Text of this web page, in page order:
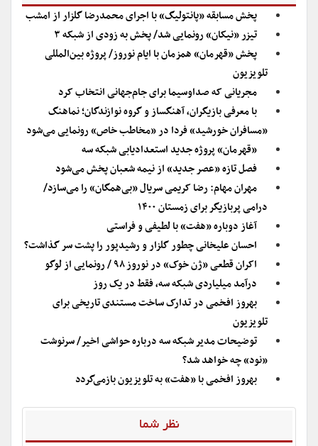
پخش مسابقه «پانتولیگ» با اجرای محمدرضا گلزار از امشب
تیزر «نیکان» رونمایی شد/ پخش به زودی از شبکه ۳
پخش «قهرمان» همزمان با ایام نوروز/ پروژه بین‌المللی
تلویزیون
مجریانی که صداوسیما برای جام‌جهانی انتخاب کرد
با معرفی بازیگران، آهنگساز و گروه نوازندگان؛ نماهنگ
«مسافران خورشید» فردا در «مخاطب خاص» رونمایی می‌شود
«قهرمان» پروژه جدید استعدادیابی شبکه سه
فصل تازه «عصر جدید» از نیمه شعبان پخش می‌شود
مهران مهام: رضا کریمی سریال «بی‌همگان» را می‌سازد/
درامی پربازیگر برای زمستان ۱۴۰۰
آغاز دوباره «هفت» با لطیفی و فراستی
احسان علیخانی چطور گلزار و رشیدپور را پشت سر گذاشت؟
اکران قطعی «ژن خوک» در نوروز ۹۸ / رونمایی از لوگو
درآمد میلیاردی شبکه سه، فقط در یک روز
بهروز افخمی در تدارک ساخت مستندی تاریخی برای
تلویزیون
توضیحات مدیر شبکه سه درباره حواشی اخیر/ سرنوشت
«نود» چه خواهد شد؟
بهروز افخمی با «هفت» به تلویزیون بازمی‌گردد
نظر شما